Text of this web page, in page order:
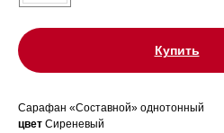
Купить
Сарафан «Составной» однотонный
цвет Сиреневый